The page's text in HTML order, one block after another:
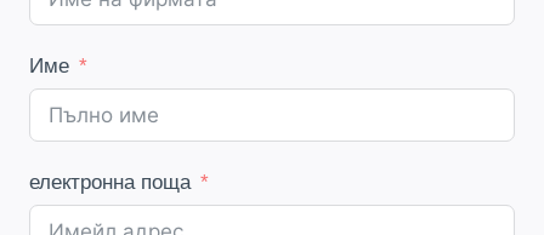
Име
електронна поща